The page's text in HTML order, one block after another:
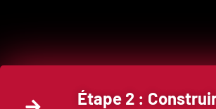
Étape 2 :